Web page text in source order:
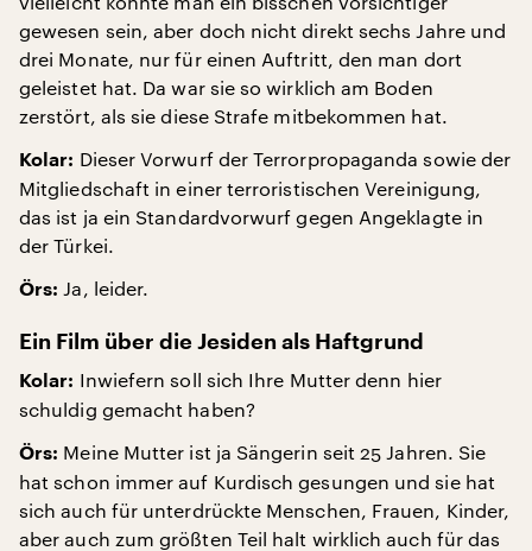
gewesen sein, aber doch nicht direkt sechs Jahre und
drei Monate, nur für einen Auftritt, den man dort
geleistet hat. Da war sie so wirklich am Boden
zerstört, als sie diese Strafe mitbekommen hat.
Kolar: Dieser Vorwurf der Terrorpropaganda sowie der
Mitgliedschaft in einer terroristischen Vereinigung,
das ist ja ein Standardvorwurf gegen Angeklagte in
der Türkei.
Örs: Ja, leider.
Ein Film über die Jesiden als Haftgrund
Kolar: Inwiefern soll sich Ihre Mutter denn hier
schuldig gemacht haben?
Örs: Meine Mutter ist ja Sängerin seit 25 Jahren. Sie
hat schon immer auf Kurdisch gesungen und sie hat
sich auch für unterdrückte Menschen, Frauen, Kinder,
aber auch zum größten Teil halt wirklich auch für das